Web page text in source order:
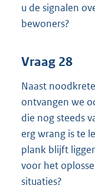
u de signalen
bewoners?
Vraag 28
Naast
ontvangen we
die nog steeds
erg wrang is te
plank blijft
voor het
situaties?